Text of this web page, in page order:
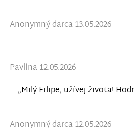
Anonymný darca 13.05.2026
Pavlína 12.05.2026
„Milý Filipe, užívej života!